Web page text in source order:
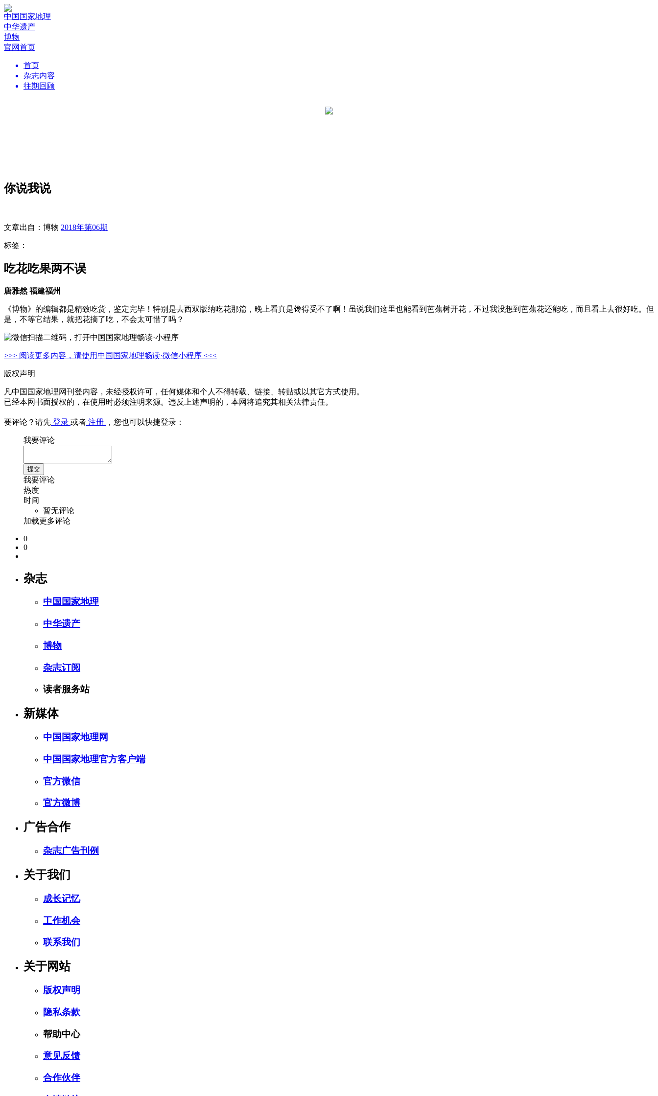
中国国家地理
中华遗产
博物
官网首页
首页
杂志内容
往期回顾
你说我说
文章出自：博物 2018年第06期
标签：
吃花吃果两不误
唐雅然 福建福州
《博物》的编辑都是精致吃货，鉴定完毕！特别是去西双版纳吃花那篇，晚上看真是馋得受不了啊！虽说我们这里也能看到芭蕉树开花，不过我没想到芭蕉花还能吃，而且看上去很好吃。但
是，不等它结果，就把花摘了吃，不会太可惜了吗？
>>> 阅读更多内容，请使用中国国家地理畅读·微信小程序 <<<
版权声明
凡中国国家地理网刊登内容，未经授权许可，任何媒体和个人不得转载、链接、转贴或以其它方式使用。
已经本网书面授权的，在使用时必须注明来源。违反上述声明的，本网将追究其相关法律责任。
要评论？请先 登录 或者 注册 ，您也可以快捷登录：
我要评论
我要评论
热度
时间
暂无评论
加载更多评论
0
0
杂志
中国国家地理
中华遗产
博物
杂志订阅
读者服务站
新媒体
中国国家地理网
中国国家地理官方客户端
官方微信
官方微博
广告合作
杂志广告刊例
关于我们
成长记忆
工作机会
联系我们
关于网站
版权声明
隐私条款
帮助中心
意见反馈
合作伙伴